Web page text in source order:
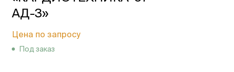
АД-3»
Цена по запросу
Под заказ